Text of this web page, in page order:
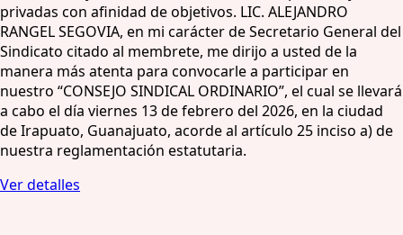
privadas con afinidad de objetivos. LIC. ALEJANDRO
RANGEL SEGOVIA, en mi carácter de Secretario General del
Sindicato citado al membrete, me dirijo a usted de la
manera más atenta para convocarle a participar en
nuestro “CONSEJO SINDICAL ORDINARIO”, el cual se llevará
a cabo el día viernes 13 de febrero del 2026, en la ciudad
de Irapuato, Guanajuato, acorde al artículo 25 inciso a) de
nuestra reglamentación estatutaria.
Ver detalles